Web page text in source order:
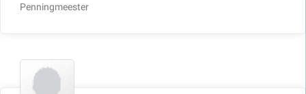
Penningmeester